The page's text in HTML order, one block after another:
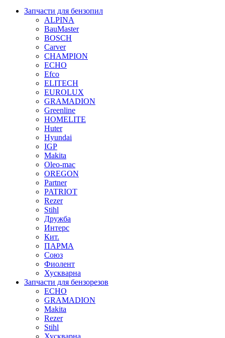
Запчасти для бензопил
ALPINA
BauMaster
BOSCH
Carver
CHAMPION
ECHO
Efco
ELITECH
EUROLUX
GRAMADION
Greenline
HOMELITE
Huter
Hyundai
IGP
Makita
Oleo-mac
OREGON
Partner
PATRIOT
Rezer
Stihl
Дружба
Интерс
Кит.
ПАРМА
Союз
Фиолент
Хускварна
Запчасти для бензорезов
ECHO
GRAMADION
Makita
Rezer
Stihl
Хускварна